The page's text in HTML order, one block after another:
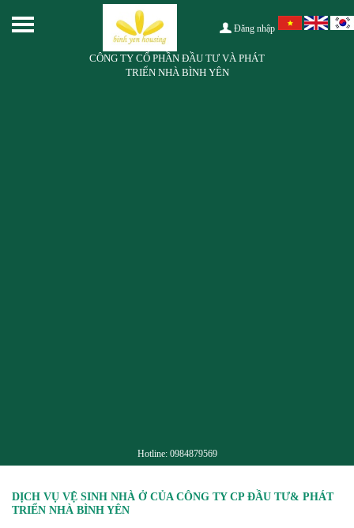
Đăng nhập
CÔNG TY CỔ PHẦN ĐẦU TƯ VÀ PHÁT
TRIỂN NHÀ BÌNH YÊN
Hotline: 0984879569
DỊCH VỤ VỆ SINH NHÀ Ở CỦA CÔNG TY CP ĐẦU TƯ& PHÁT
TRIỂN NHÀ BÌNH YÊN